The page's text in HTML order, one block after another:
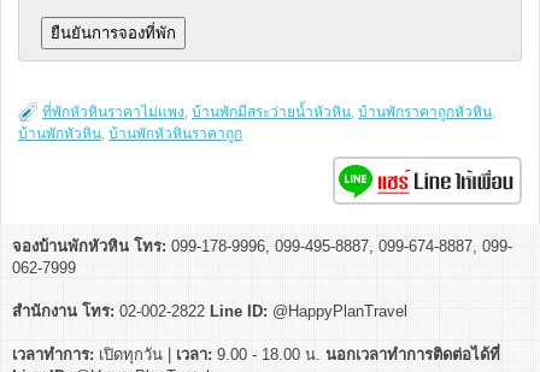
ที่พักหัวหินราคาไม่แพง, บ้านพักมีสระว่ายน้ำหัวหิน, บ้านพักราคาถูกหัวหิน,
บ้านพักหัวหิน, บ้านพักหัวหินราคาถูก
จองบ้านพักหัวหิน โทร: 099-178-9996, 099-495-8887, 099-674-8887, 099-
062-7999
สำนักงาน โทร: 02-002-2822 Line ID: @HappyPlanTravel
เวลาทำการ: เปิดทุกวัน | เวลา: 9.00 - 18.00 น. นอกเวลาทำการติดต่อได้ที่